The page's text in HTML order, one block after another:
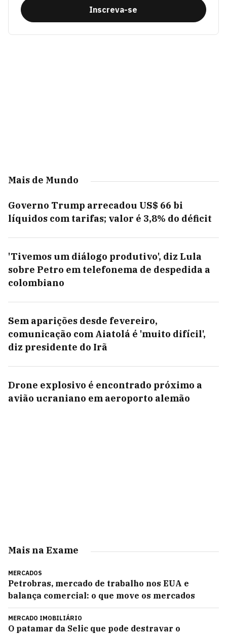
Inscreva-se
Mais de Mundo
Governo Trump arrecadou US$ 66 bi
líquidos com tarifas; valor é 3,8% do déficit
'Tivemos um diálogo produtivo', diz Lula
sobre Petro em telefonema de despedida a
colombiano
Sem aparições desde fevereiro,
comunicação com Aiatolá é 'muito difícil',
diz presidente do Irã
Drone explosivo é encontrado próximo a
avião ucraniano em aeroporto alemão
Mais na Exame
MERCADOS
Petrobras, mercado de trabalho nos EUA e
balança comercial: o que move os mercados
MERCADO IMOBILIÁRIO
O patamar da Selic que pode destravar o